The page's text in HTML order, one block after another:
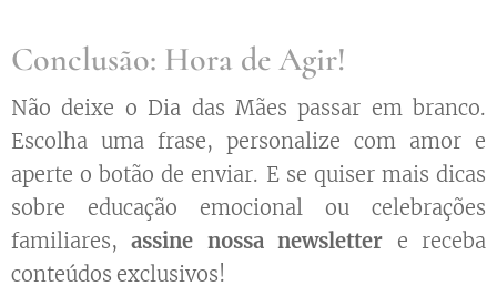
Conclusão: Hora de Agir!
Não deixe o Dia das Mães passar em branco.
Escolha uma frase, personalize com amor e
aperte o botão de enviar. E se quiser mais dicas
sobre educação emocional ou celebrações
familiares,assine nossa newsletter e receba
conteúdos exclusivos!